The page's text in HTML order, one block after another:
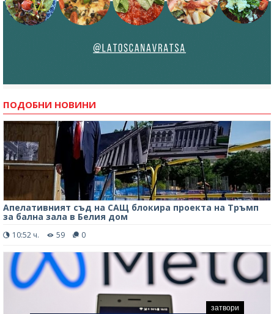
ПОДОБНИ НОВИНИ
Апелативният съд на САЩ блокира проекта на Тръмп
за бална зала в Белия дом
10:52 ч. 59 0
затвори